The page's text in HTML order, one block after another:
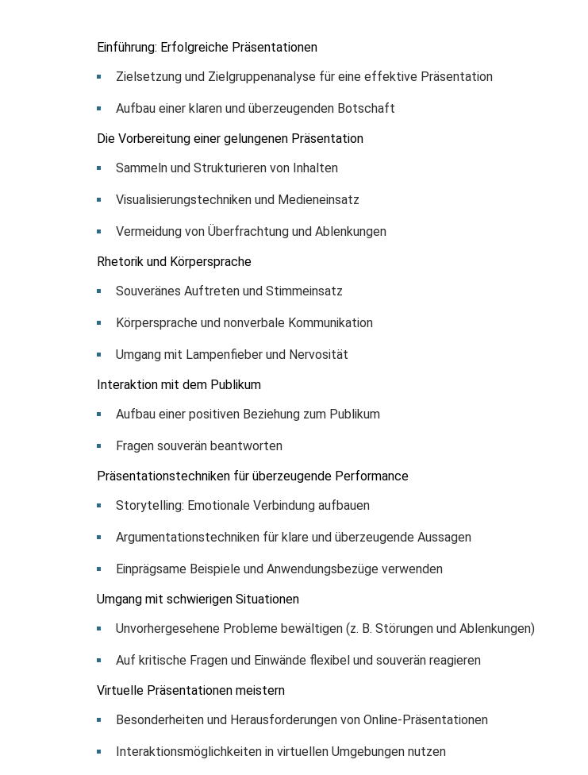
Einführung: Erfolgreiche Präsentationen
Zielsetzung und Zielgruppenanalyse für eine effektive Präsentation
Aufbau einer klaren und überzeugenden Botschaft
Die Vorbereitung einer gelungenen Präsentation
Sammeln und Strukturieren von Inhalten
Visualisierungstechniken und Medieneinsatz
Vermeidung von Überfrachtung und Ablenkungen
Rhetorik und Körpersprache
Souveränes Auftreten und Stimmeinsatz
Körpersprache und nonverbale Kommunikation
Umgang mit Lampenfieber und Nervosität
Interaktion mit dem Publikum
Aufbau einer positiven Beziehung zum Publikum
Fragen souverän beantworten
Präsentationstechniken für überzeugende Performance
Storytelling: Emotionale Verbindung aufbauen
Argumentationstechniken für klare und überzeugende Aussagen
Einprägsame Beispiele und Anwendungsbezüge verwenden
Umgang mit schwierigen Situationen
Unvorhergesehene Probleme bewältigen (z. B. Störungen und Ablenkungen)
Auf kritische Fragen und Einwände flexibel und souverän reagieren
Virtuelle Präsentationen meistern
Besonderheiten und Herausforderungen von Online-Präsentationen
Interaktionsmöglichkeiten in virtuellen Umgebungen nutzen